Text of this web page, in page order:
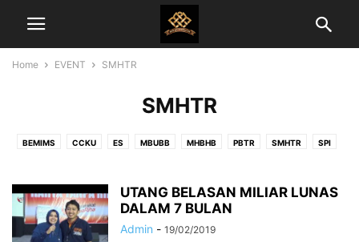
Home EVENT SMHTR
SMHTR
BEMIMS CCKU ES MBUBB MHBHB PBTR SMHTR SPI
UTANG BELASAN MILIAR LUNAS
DALAM 7 BULAN
Admin - 19/02/2019